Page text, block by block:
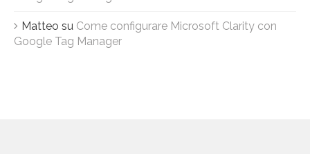
Matteo su Come configurare Microsoft Clarity con
Google Tag Manager